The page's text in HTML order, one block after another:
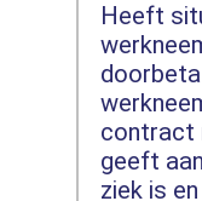
Heeft
contract
geeft
ziek is